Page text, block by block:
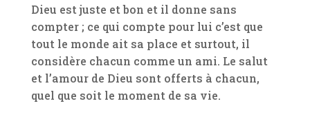
Dieu est juste et bon et il donne sans
compter ; ce qui compte pour lui c’est que
tout le monde ait sa place et surtout, il
considère chacun comme un ami. Le salut
et l’amour de Dieu sont offerts à chacun,
quel que soit le moment de sa vie.